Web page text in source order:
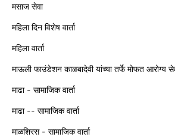
मसाज सेवा
महिला दिन विशेष वार्ता
महिला वार्ता
माऊली फाउंडेशन काळबादेवी यांच्या तर्फे मोफत आरोग्य
माढा - सामाजिक वार्ता
माढा -- सामाजिक वार्ता
माळशिरस - सामाजिक वार्ता